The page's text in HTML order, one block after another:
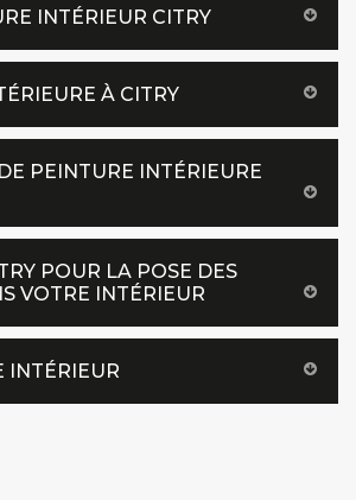
INTÉRIEUR CITRY
À CITRY
PEINTURE INTÉRIEURE
POUR LA POSE DES
VOTRE INTÉRIEUR
INTÉRIEUR